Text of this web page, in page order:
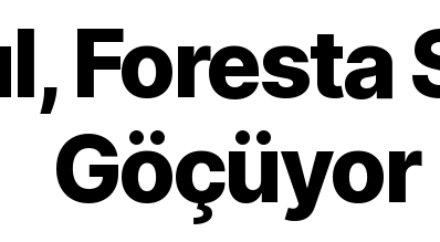
Foresta
Göçüyor